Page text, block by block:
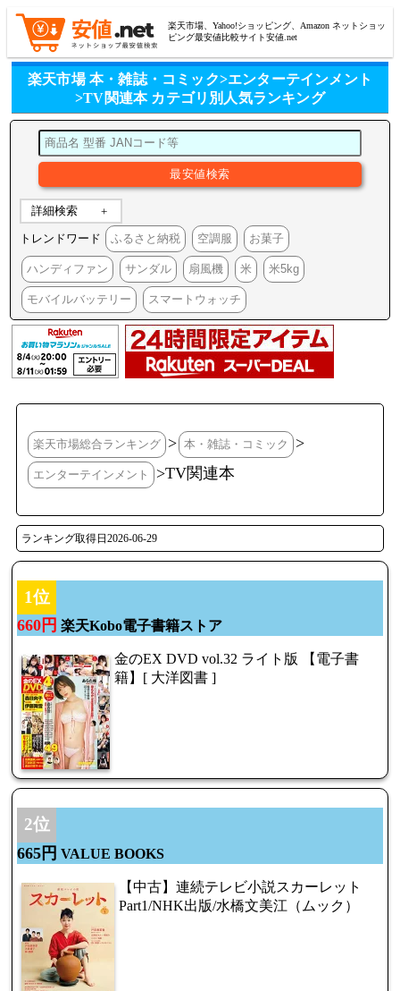
楽天市場、Yahoo!ショッピング、Amazon ネットショッ
ピング最安値比較サイト安値.net
楽天市場 本・雑誌・コミック>エンターテインメント
>TV関連本 カテゴリ別人気ランキング
詳細検索
トレンドワード ふるさと納税 空調服 お菓子
ハンディファン サンダル 扇風機 米 米5kg
モバイルバッテリー スマートウォッチ
楽天市場総合ランキング > 本・雑誌・コミック >
エンターテインメント >TV関連本
ランキング取得日2026-06-29
1位
660円 楽天Kobo電子書籍ストア
金のEX DVD vol.32 ライト版 【電子書
籍】[ 大洋図書 ]
2位
665円 VALUE BOOKS
【中古】連続テレビ小説スカーレット
Part1/NHK出版/水橋文美江（ムック）